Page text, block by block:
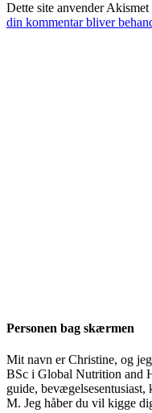
Dette site anvender Akismet
din kommentar bliver
Personen bag skærmen
Mit navn er Christine, og
BSc i Global Nutrition and
guide,
M. Jeg håber du vil kigge